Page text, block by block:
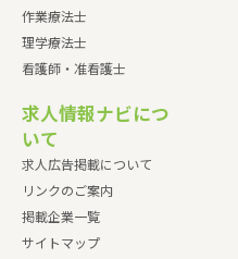
作業療法士
理学療法士
看護師・准看護士
求人情報ナビにつ
いて
求人広告掲載について
リンクのご案内
掲載企業一覧
サイトマップ